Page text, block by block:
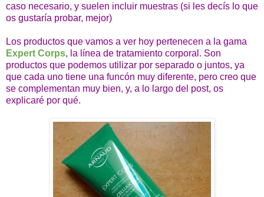
caso necesario, y suelen incluir muestras (si les decís lo que
os gustaría probar, mejor)
Los productos que vamos a ver hoy pertenecen a la gama
Expert Corps, la línea de tratamiento corporal. Son
productos que podemos utilizar por separado o juntos, ya
que cada uno tiene una funcón muy diferente, pero creo que
se complementan muy bien, y, a lo largo del post, os
explicaré por qué.